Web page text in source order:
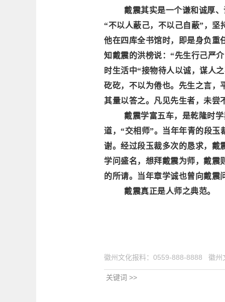
戴震其实是一个谦和诚厚
“不以人蔽己，不以己自蔽”，坚
他在四库全书馆时，即是身负重
知戴震的洪榜说：“先生行己严
时生活中“接物待人以诚，谋人
矻矻，不以为倦也。先生之言，
其量以答之。凡见先生者，未尝
戴震学富五车，是乾隆时
道， “交相师”。当年年青的段玉
谢。经过段玉裁多次的恳求，戴
学问盛名，想拜戴震为师，戴震
的所请。当年章学诚也曾向戴震
戴震真正是人师之典范。
徽州文化报料：0559-888-8888 徽州
关键词 >>